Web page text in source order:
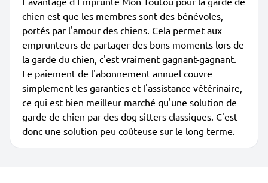
chien est que les membres sont des bénévoles,
portés par l'amour des chiens. Cela permet aux
emprunteurs de partager des bons moments lors de
la garde du chien, c'est vraiment gagnant-gagnant.
Le paiement de l'abonnement annuel couvre
simplement les garanties et l'assistance vétérinaire,
ce qui est bien meilleur marché qu'une solution de
garde de chien par des dog sitters classiques. C'est
donc une solution peu coûteuse sur le long terme.